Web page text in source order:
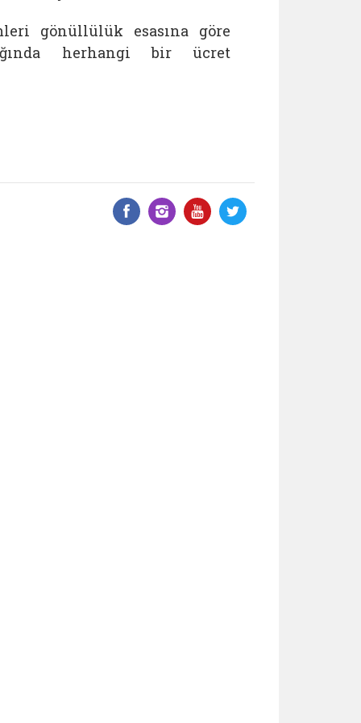
gönüllülük esasına göre
herhangi bir ücret
Facebook üzerinde paylaş
Instagram'da paylaş
YouTube
Twitter